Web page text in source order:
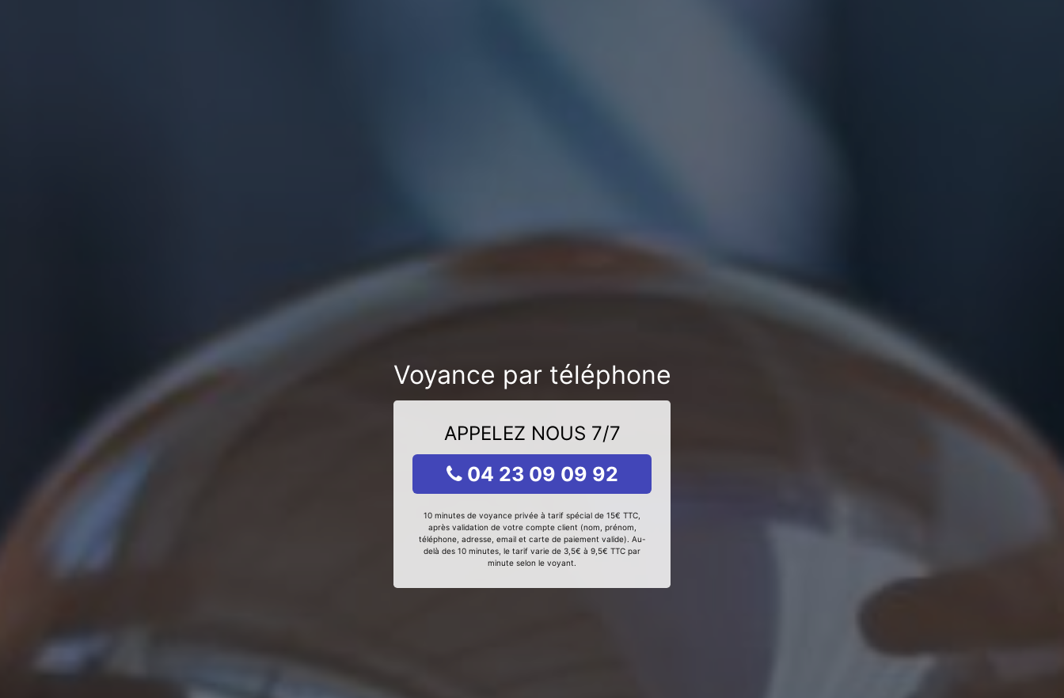
Voyance par téléphone
APPELEZ NOUS 7/7
04 23 09 09 92
10 minutes de voyance privée à tarif spécial de 15€ TTC,
après validation de votre compte client (nom, prénom,
téléphone, adresse, email et carte de paiement valide). Au-
delà des 10 minutes, le tarif varie de 3,5€ à 9,5€ TTC par
minute selon le voyant.